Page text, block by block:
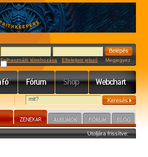
Felhasználó létrehozása Elfelejtett jelszó Megjegyez
Utoljára frissítve: